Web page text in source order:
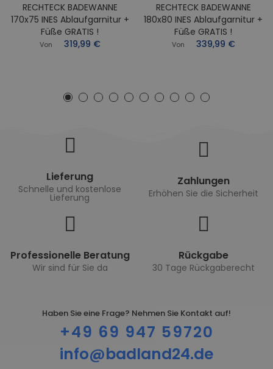
RECHTECK BADEWANNE
170x75 INES Ablaufgarnitur +
Füße GRATIS !
Von 319,99 €
RECHTECK BADEWANNE
180x80 INES Ablaufgarnitur +
Füße GRATIS !
Von 339,99 €
Lieferung
Schnelle und kostenlose
Lieferung
Zahlungen
Erhöhen Sie die Sicherheit
Professionelle Beratung
Wir sind für Sie da
Rückgabe
30 Tage Rückgaberecht
Haben Sie eine Frage? Nehmen Sie Kontakt auf!
+49 69 947 59720
info@badland24.de